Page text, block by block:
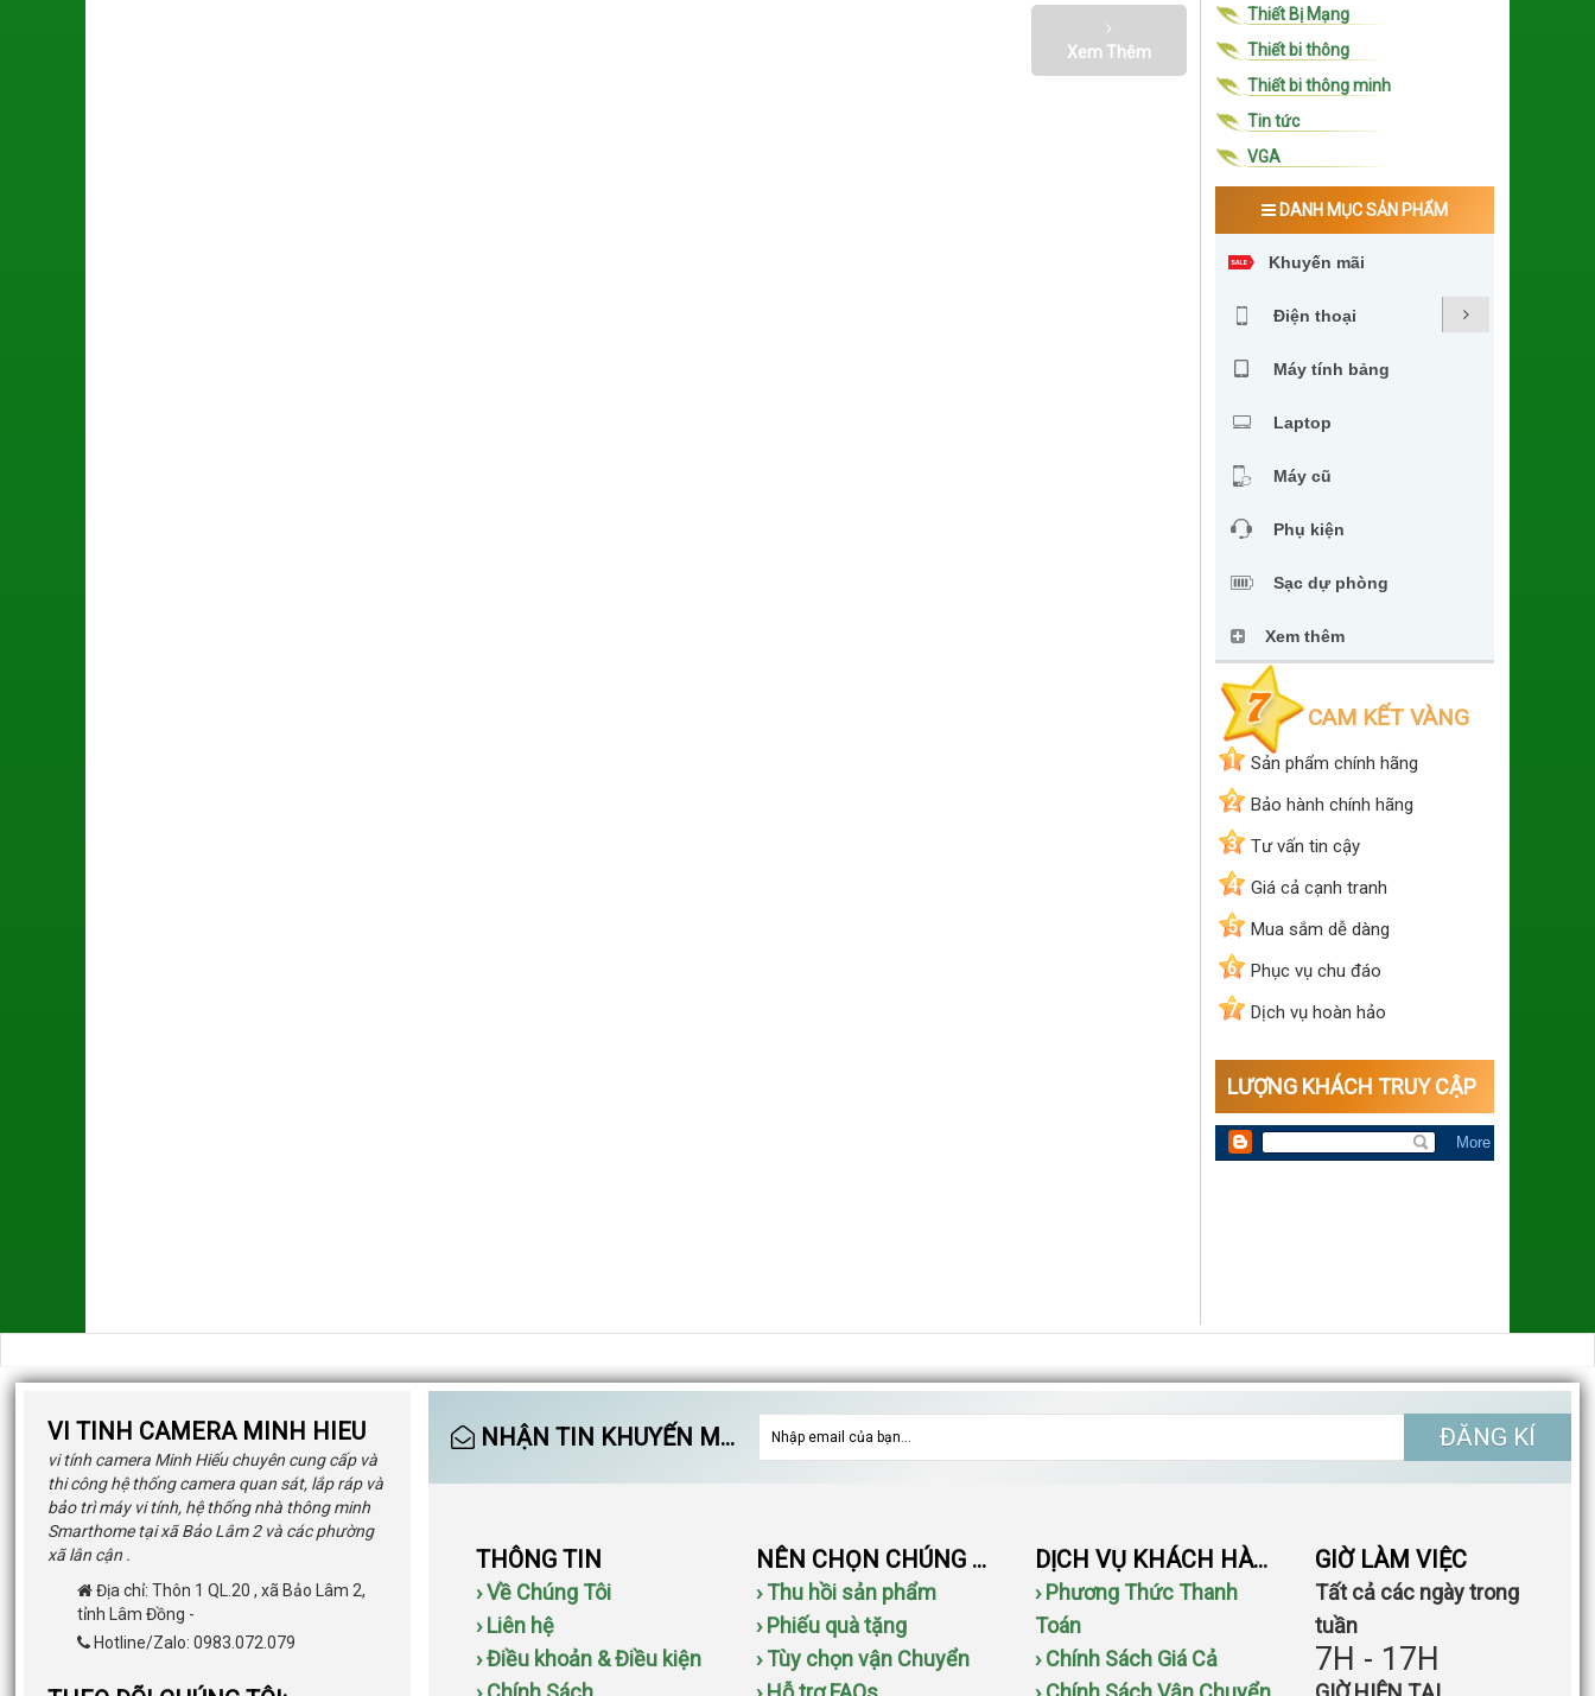
Xem Thêm
Thiết Bị Mạng
Thiết bi thông
Thiết bi thông minh
Tin tức
VGA
DANH MỤC SẢN PHẨM
Khuyến mãi
Điện thoại
Máy tính bảng
Laptop
Máy cũ
Phụ kiện
Sạc dự phòng
Xem thêm
CAM KẾT VÀNG
1
Sản phẩm chính hãng
2
Bảo hành chính hãng
3
Tư vấn tin cậy
4
Giá cả cạnh tranh
5
Mua sắm dễ dàng
6
Phục vụ chu đáo
7
Dịch vụ hoàn hảo
LƯỢNG KHÁCH TRUY CẬP
VI TINH CAMERA MINH HIEU
vi tính camera Minh Hiếu chuyên cung cấp và
thi công hệ thống camera quan sát, lắp ráp và
bảo trì máy vi tính, hệ thống nhà thông minh
Smarthome tại xã Bảo Lâm 2 và các phường
xã lân cận .
Địa chỉ:Thôn 1 QL.20,xã Bảo Lâm 2,
tỉnh Lâm Đồng -
Hotline/Zalo: 0983.072.079
NHẬN TIN KHUYẾN MÃI ĐĂNG KÍ
THÔNG TIN
› Về Chúng Tôi
› Liên hệ
› Điều khoản & Điều kiện
NÊN CHỌN CHÚNG TÔI
› Thu hồi sản phẩm
› Phiếu quà tặng
› Tùy chọn vận Chuyển
DỊCH VỤ KHÁCH HÀNG
› Phương Thức Thanh
Toán
› Chính Sách Giá Cả
GIỜ LÀM VIỆC
Tất cả các ngày trong
tuần
7H - 17H